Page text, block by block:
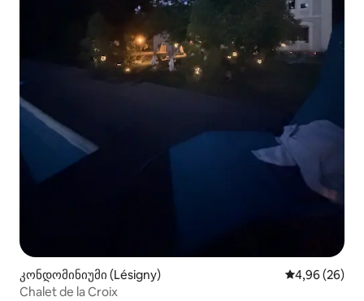
კონდომინიუმი (Lésigny) საშუალო
4,96 (26)
Chalet de la Croix